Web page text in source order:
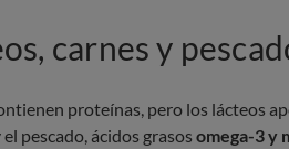
carnes y
proteínas, pero los lácteos
el pescado, ácidos grasos omega-3 y